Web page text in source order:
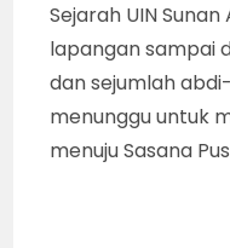
Sejarah UIN
lapangan sampai
dan sejumlah
menunggu untuk
menuju Sasana